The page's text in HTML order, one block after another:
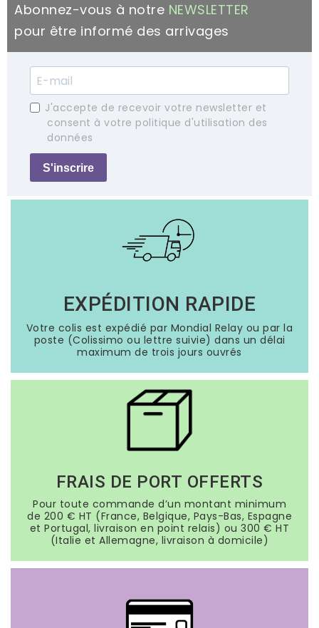
Abonnez-vous à notre NEWSLETTER
pour être informé des arrivages
J'accepte de recevoir votre newsletter et
consent à votre politique d'utilisation des
données
S'inscrire
EXPÉDITION RAPIDE
Votre colis est expédié par Mondial Relay ou par la
poste (Colissimo ou lettre suivie) dans un délai
maximum de trois jours ouvrés
FRAIS DE PORT OFFERTS
Pour toute commande d’un montant minimum
de 200 € HT (France, Belgique, Pays-Bas, Espagne
et Portugal, livraison en point relais) ou 300 € HT
(Italie et Allemagne, livraison à domicile)